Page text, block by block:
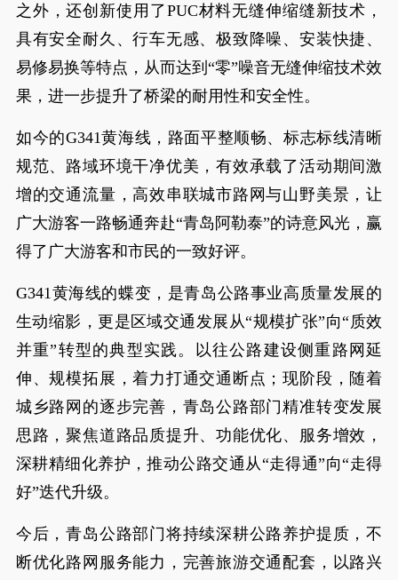
之外，还创新使用了PUC材料无缝伸缩缝新技术，
具有安全耐久、行车无感、极致降噪、安装快捷、
易修易换等特点，从而达到“零”噪音无缝伸缩技术效
果，进一步提升了桥梁的耐用性和安全性。
如今的G341黄海线，路面平整顺畅、标志标线清晰
规范、路域环境干净优美，有效承载了活动期间激
增的交通流量，高效串联城市路网与山野美景，让
广大游客一路畅通奔赴“青岛阿勒泰”的诗意风光，赢
得了广大游客和市民的一致好评。
G341黄海线的蝶变，是青岛公路事业高质量发展的
生动缩影，更是区域交通发展从“规模扩张”向“质效
并重”转型的典型实践。以往公路建设侧重路网延
伸、规模拓展，着力打通交通断点；现阶段，随着
城乡路网的逐步完善，青岛公路部门精准转变发展
思路，聚焦道路品质提升、功能优化、服务增效，
深耕精细化养护，推动公路交通从“走得通”向“走得
好”迭代升级。
今后，青岛公路部门将持续深耕公路养护提质，不
断优化路网服务能力，完善旅游交通配套，以路兴